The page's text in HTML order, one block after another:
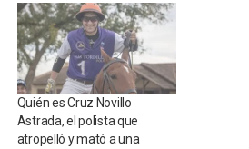
Quién es Cruz Novillo
Astrada, el polista que
atropelló y mató a una